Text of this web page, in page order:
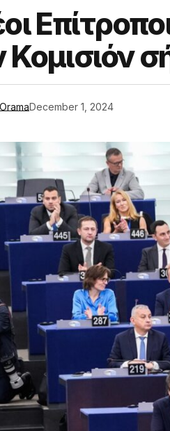
Κομισιόν
December 1, 2024